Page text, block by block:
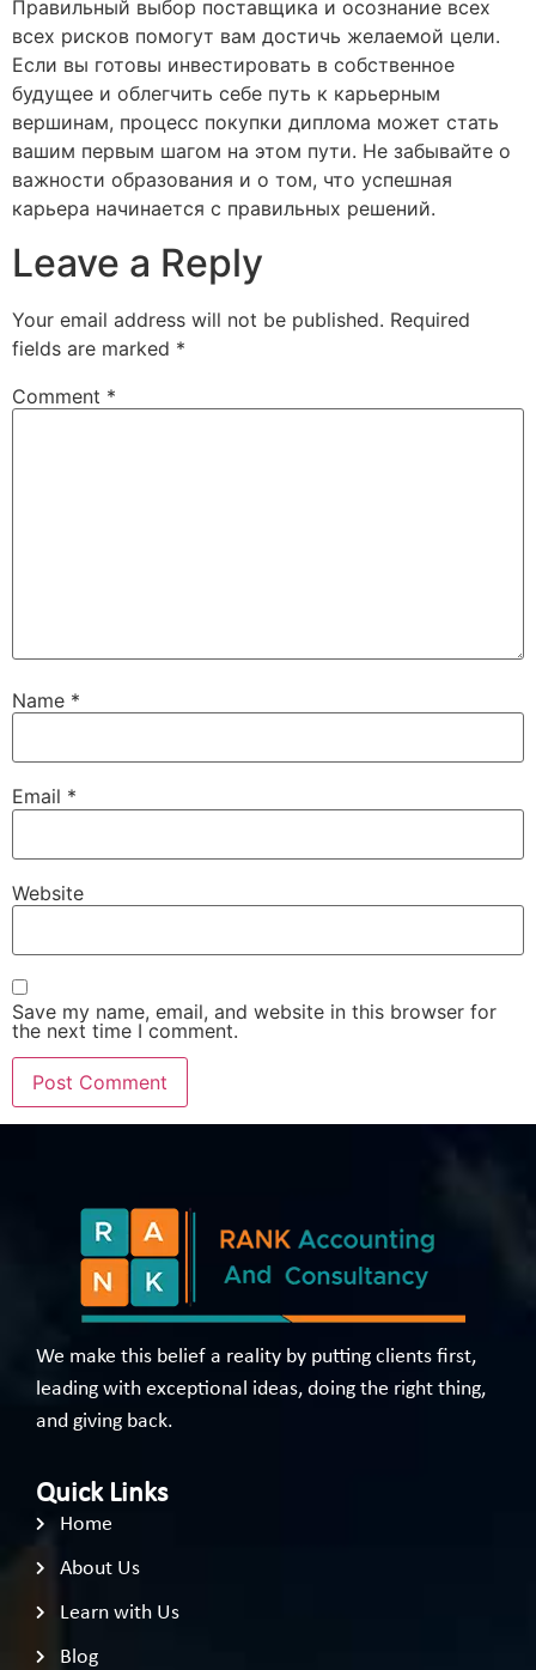
Правильный выбор поставщика и осознание всех
всех рисков помогут вам достичь желаемой цели.
Если вы готовы инвестировать в собственное
будущее и облегчить себе путь к карьерным
вершинам, процесс покупки диплома может стать
вашим первым шагом на этом пути. Не забывайте о
важности образования и о том, что успешная
карьера начинается с правильных решений.
Leave a Reply
Your email address will not be published. Required
fields are marked *
Comment *
Name *
Email *
Website
Save my name, email, and website in this browser for
the next time I comment.
We make this belief a reality by putting clients first,
leading with exceptional ideas, doing the right thing,
and giving back.
Quick Links
Home
About Us
Learn with Us
Blog